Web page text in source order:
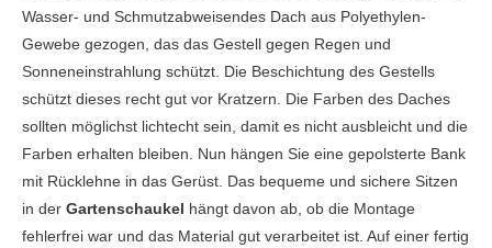
Wasser- und Schmutzabweisendes Dach aus Polyethylen-
Gewebe gezogen, das das Gestell gegen Regen und
Sonneneinstrahlung schützt. Die Beschichtung des Gestells
schützt dieses recht gut vor Kratzern. Die Farben des Daches
sollten möglichst lichtecht sein, damit es nicht ausbleicht und die
Farben erhalten bleiben. Nun hängen Sie eine gepolsterte Bank
mit Rücklehne in das Gerüst. Das bequeme und sichere Sitzen
in der Gartenschaukel
hängt davon ab, ob die Montage
fehlerfrei war und das Material gut verarbeitet ist. Auf einer fertig